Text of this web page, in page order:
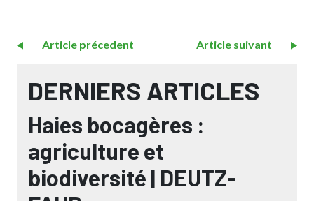
Article précedent Article suivant
DERNIERS ARTICLES
Haies bocagères :
agriculture et
biodiversité | DEUTZ-